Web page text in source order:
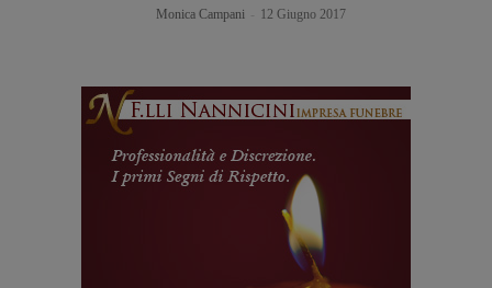
Monica Campani 12 Giugno 2017